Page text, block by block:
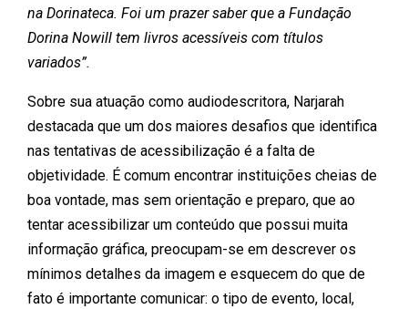
na Dorinateca. Foi um prazer saber que a Fundação
Dorina Nowill tem livros acessíveis com títulos
variados”.
Sobre sua atuação como audiodescritora, Narjarah
destacada que um dos maiores desafios que identifica
nas tentativas de acessibilização é a falta de
objetividade. É comum encontrar instituições cheias de
boa vontade, mas sem orientação e preparo, que ao
tentar acessibilizar um conteúdo que possui muita
informação gráfica, preocupam-se em descrever os
mínimos detalhes da imagem e esquecem do que de
fato é importante comunicar: o tipo de evento, local,